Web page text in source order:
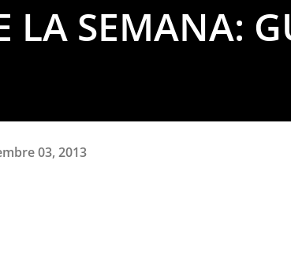
LA SEMANA:
03, 2013